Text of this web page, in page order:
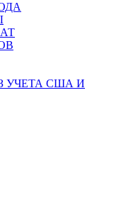
УЧЕТА США И